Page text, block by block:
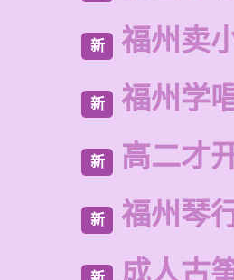
新 福州卖
新 福州学
新 高二才
新 福州琴
成人古